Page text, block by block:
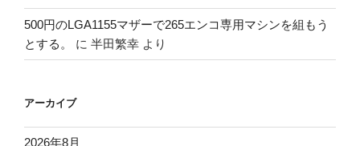
500円のLGA1155マザーで265エンコ専用マシンを組もう
とする。
に 半田繁幸 より
アーカイブ
2026年8月